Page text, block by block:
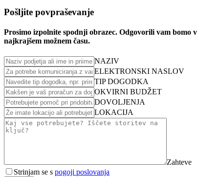
Pošljite povpraševanje
Prosimo izpolnite spodnji obrazec. Odgovorili vam bomo v
najkrajšem možnem času.
NAZIV
ELEKTRONSKI NASLOV
TIP DOGODKA
OKVIRNI BUDŽET
DOVOLJENJA
LOKACIJA
Zahteve
Strinjam se s pogoji poslovanja